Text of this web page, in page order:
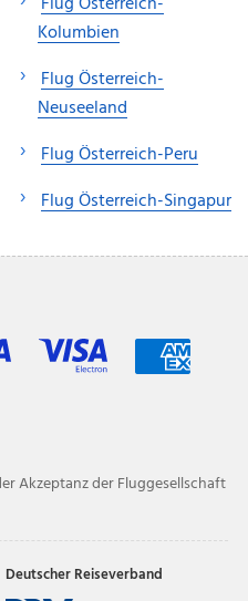
Kolumbien
Flug Österreich-
Neuseeland
Flug Österreich-Peru
Flug Österreich-Singapur